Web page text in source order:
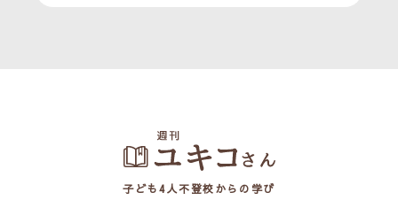
子ども4人不登校からの学び